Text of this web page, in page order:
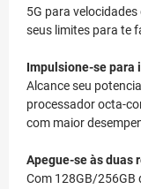
5G para
seus limites para te
Impulsione-se para
Alcance seu
processador octa-
com maior
Apegue-se às duas
Com 128GB/256GB